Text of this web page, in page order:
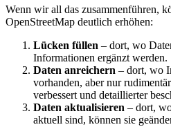
Wenn wir all das zusammenführen,
OpenStreetMap deutlich erhöhen:
Lücken füllen – dort, wo
Informationen ergänzt werden.
Daten anreichern – dort, wo
vorhanden, aber nur
verbessert und detaillierter
Daten aktualisieren – dort,
aktuell sind, können sie